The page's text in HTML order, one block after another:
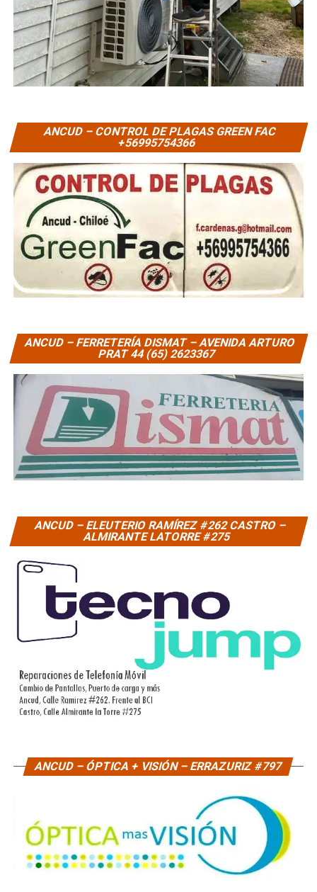
ANCUD – CONTROL DE PLAGAS GREEN FAC
+56995754366
ANCUD – FERRETERÍA DISMAT – AVENIDA ARTURO
PRAT 44 (65) 2623367
ANCUD – ELEUTERIO RAMÍREZ #262 CASTRO –
ALMIRANTE LATORRE #275
ANCUD – ÓPTICA + VISIÓN – ERRAZURIZ #797